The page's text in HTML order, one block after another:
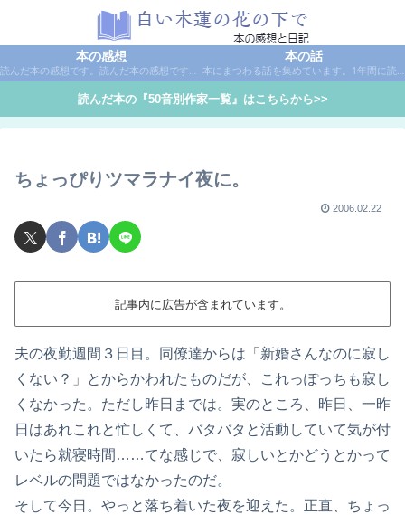
本の感想
読んだ本の感想です。読んだ本の感想です。本は作家名で50音別に分類しています。
本の話
本にまつわる話を集めています。1年間に読んだ本の総括や、本に関する話題など。
読んだ本の『50音別作家一覧』はこちらから>>
ちょっぴりツマラナイ夜に。
2006.02.22
記事内に広告が含まれています。
夫の夜勤週間３日目。同僚達からは「新婚さんなのに寂し
くない？」とからかわれたものだが、これっぽっちも寂し
くなかった。ただし昨日までは。実のところ、昨日、一昨
日はあれこれと忙しくて、バタバタと活動していて気が付
いたら就寝時間……てな感じで、寂しいとかどうとかって
レベルの問題ではなかったのだ。
そして今日。やっと落ち着いた夜を迎えた。正直、ちょっ